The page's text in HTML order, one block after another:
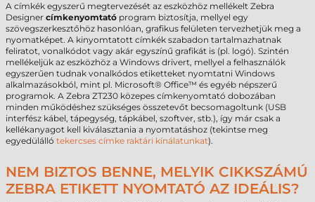
A címkék egyszerű megtervezését az eszközhöz mellékelt Zebra
Designer címkenyomtató program biztosítja, mellyel egy
szövegszerkesztőhöz hasonlóan, grafikus felületen tervezhetjük meg a
nyomatképet. A kinyomtatott címkék szabadon tartalmazhatnak
feliratot, vonalkódot vagy akár egyszínű grafikát is (pl. logó). Szintén
mellékeljük az eszközhöz a Windows drivert, mellyel a felhasználók
egyszerűen tudnak vonalkódos etiketteket nyomtatni Windows
alkalmazásokból, mint pl. Microsoft® Office™ és egyéb népszerű
programok. A Zebra ZT230 közepes címkenyomtató dobozában
minden működéshez szükséges összetevőt becsomagoltunk (USB
interfész kábel, tápegység, tápkábel, szoftver, stb.), így már csak a
kellékanyagot kell kiválasztania a nyomtatáshoz (tekintse meg
egyedülálló tekercses címke raktári kínálatunkat).
NEM BIZTOS BENNE, MELYIK CIKKSZÁMÚ
ZEBRA ETIKETT NYOMTATÓ AZ IDEÁLIS?